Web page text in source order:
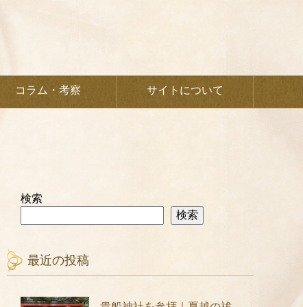
コラム・考察 サイトについて
検索
検索
最近の投稿